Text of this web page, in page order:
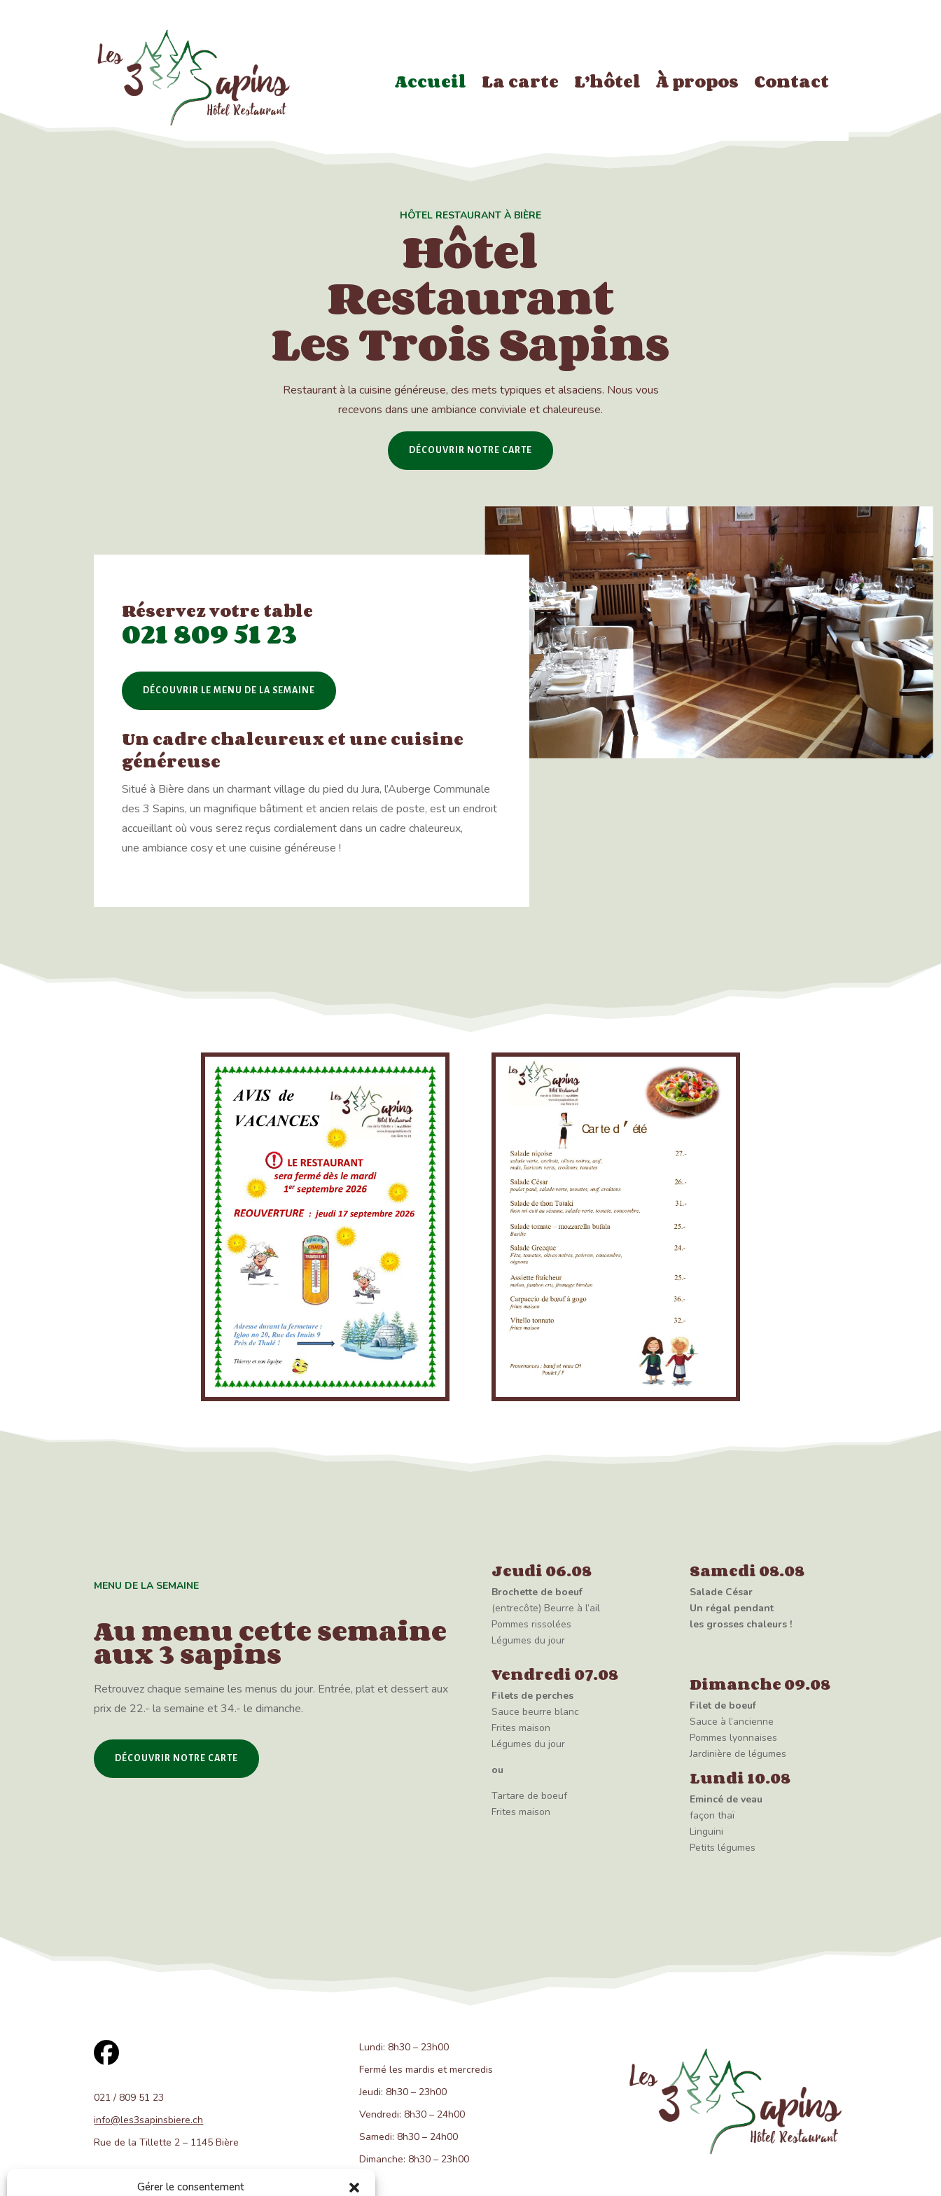
Gérer le consentement
Accueil La carte L’hôtel À propos Contact
HÔTEL RESTAURANT À BIÈRE
Hôtel
Restaurant
Les Trois Sapins
Restaurant à la cuisine généreuse, des mets typiques et alsaciens. Nous vous
recevons dans une ambiance conviviale et chaleureuse.
DÉCOUVRIR NOTRE CARTE
Réservez votre table
021 809 51 23
DÉCOUVRIR LE MENU DE LA SEMAINE
Un cadre chaleureux et une cuisine
généreuse
Situé à Bière dans un charmant village du pied du Jura, l’Auberge Communale
des 3 Sapins, un magnifique bâtiment et ancien relais de poste, est un endroit
accueillant où vous serez reçus cordialement dans un cadre chaleureux,
une ambiance cosy et une cuisine généreuse !
MENU DE LA SEMAINE
Au menu cette semaine
aux 3 sapins
Retrouvez chaque semaine les menus du jour. Entrée, plat et dessert aux
prix de 22.- la semaine et 34.- le dimanche.
DÉCOUVRIR NOTRE CARTE
Jeudi 06.08
Brochette de boeuf
(entrecôte) Beurre à l’ail
Pommes rissolées
Légumes du jour
Vendredi 07.08
Filets de perches
Sauce beurre blanc
Frites maison
Légumes du jour
ou
Tartare de boeuf
Frites maison
Samedi 08.08
Salade César
Un régal pendant
les grosses chaleurs !
Dimanche 09.08
Filet de boeuf
Sauce à l’ancienne
Pommes lyonnaises
Jardinière de légumes
Lundi 10.08
Emincé de veau
façon thaï
Linguini
Petits légumes
021 / 809 51 23
info@les3sapinsbiere.ch
Rue de la Tillette 2 – 1145 Bière
Lundi: 8h30 – 23h00
Fermé les mardis et mercredis
Jeudi: 8h30 – 23h00
Vendredi: 8h30 – 24h00
Samedi: 8h30 – 24h00
Dimanche: 8h30 – 23h00